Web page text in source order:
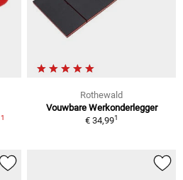
1
Rothewald
Vouwbare Werkonderlegger
€ 34,991